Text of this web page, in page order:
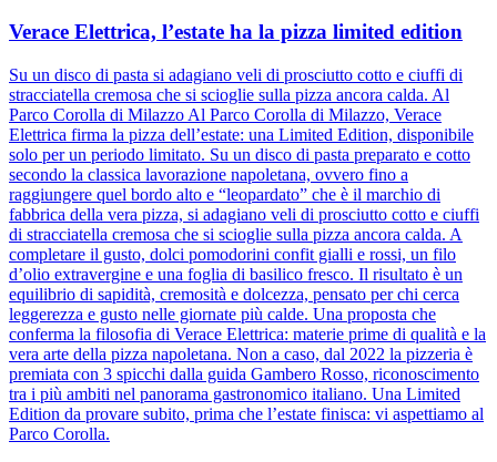
Verace Elettrica, l’estate ha la pizza limited edition
Su un disco di pasta si adagiano veli di prosciutto cotto e ciuffi di
stracciatella cremosa che si scioglie sulla pizza ancora calda. Al
Parco Corolla di Milazzo Al Parco Corolla di Milazzo, Verace
Elettrica firma la pizza dell’estate: una Limited Edition, disponibile
solo per un periodo limitato. Su un disco di pasta preparato e cotto
secondo la classica lavorazione napoletana, ovvero fino a
raggiungere quel bordo alto e “leopardato” che è il marchio di
fabbrica della vera pizza, si adagiano veli di prosciutto cotto e ciuffi
di stracciatella cremosa che si scioglie sulla pizza ancora calda. A
completare il gusto, dolci pomodorini confit gialli e rossi, un filo
d’olio extravergine e una foglia di basilico fresco. Il risultato è un
equilibrio di sapidità, cremosità e dolcezza, pensato per chi cerca
leggerezza e gusto nelle giornate più calde. Una proposta che
conferma la filosofia di Verace Elettrica: materie prime di qualità e la
vera arte della pizza napoletana. Non a caso, dal 2022 la pizzeria è
premiata con 3 spicchi dalla guida Gambero Rosso, riconoscimento
tra i più ambiti nel panorama gastronomico italiano. Una Limited
Edition da provare subito, prima che l’estate finisca: vi aspettiamo al
Parco Corolla.